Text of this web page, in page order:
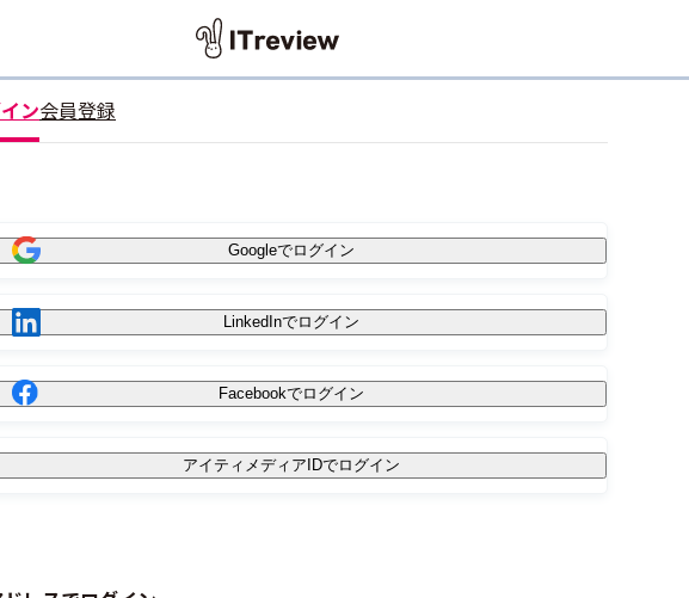
ン会員登録
Googleでログイン
LinkedInでログイン
Facebookでログイン
アイティメディアIDでログイン